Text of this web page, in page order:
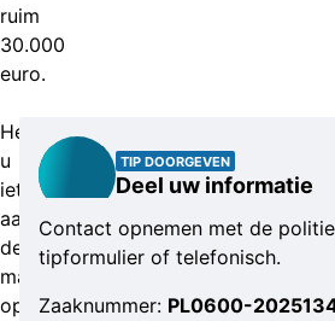
ruim
30.000
euro.
Herkent
u
iets
aan
de
mannen
op
TIP DOORGEVEN
Deel uw informatie
Contact opnemen met de
tipformulier of telefonisch.
Zaaknummer: PL0600-